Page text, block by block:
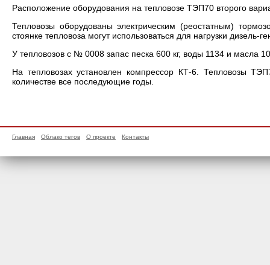
Расположение оборудования на тепловозе ТЭП70 второго
Тепловозы оборудованы электрическим (реостатным)
стоянке тепловоза могут использоваться для нагрузки дизель-
У тепловозов с № 0008 запас песка 600 кг, воды 1134 и масла
На тепловозах установлен компрессор КТ-6. Тепловозы
количестве все последующие годы.
Главная Облако тегов О проекте Контакты